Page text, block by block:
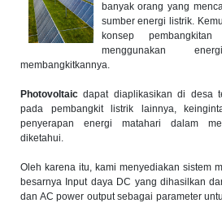
banyak orang yang
sumber energi listrik.
konsep
menggunakan
membangkitkannya.
Photovoltaic dapat diaplikasikan di desa
pada pembangkit listrik lainnya,
penyerapan energi matahari dalam
diketahui.
Oleh karena itu, kami menyediakan sistem
besarnya Input daya DC yang dihasilkan
dan AC power output sebagai parameter